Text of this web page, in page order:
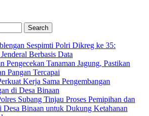
Sespimti Polri Dikreg ke 35:
Berbasis Data
Pengecekan Tanaman Jagung, Pastikan
Pangan Tercapai
Kerja Sama Pengembangan
di Desa Binaan
Subang Tinjau Proses Pemipihan dan
Desa Binaan untuk Dukung Ketahanan